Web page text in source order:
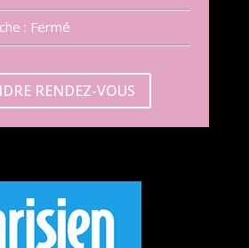
: Fermé
RENDEZ-VOUS